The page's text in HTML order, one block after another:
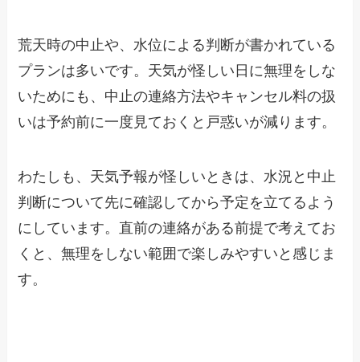
荒天時の中止や、水位による判断が書かれている
プランは多いです。天気が怪しい日に無理をしな
いためにも、中止の連絡方法やキャンセル料の扱
いは予約前に一度見ておくと戸惑いが減ります。
わたしも、天気予報が怪しいときは、水況と中止
判断について先に確認してから予定を立てるよう
にしています。直前の連絡がある前提で考えてお
くと、無理をしない範囲で楽しみやすいと感じま
す。